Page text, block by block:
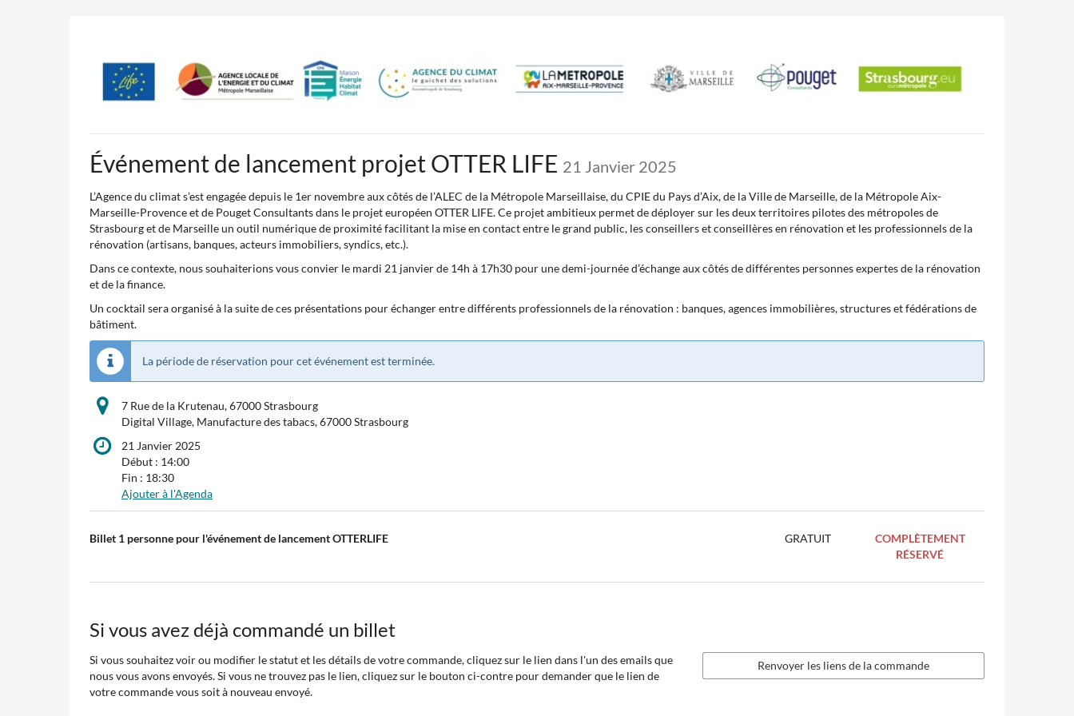
Événement de lancement projet OTTER LIFE 21 Janvier 2025
L’Agence du climat s’est engagée depuis le 1er novembre aux côtés de l’ALEC de la Métropole Marseillaise, du CPIE du Pays d’Aix, de la Ville de Marseille, de la Métropole Aix-
Marseille-Provence et de Pouget Consultants dans le projet européen OTTER LIFE. Ce projet ambitieux permet de déployer sur les deux territoires pilotes des métropoles de
Strasbourg et de Marseille un outil numérique de proximité facilitant la mise en contact entre le grand public, les conseillers et conseillères en rénovation et les professionnels de la
rénovation (artisans, banques, acteurs immobiliers, syndics, etc.).
Dans ce contexte, nous souhaiterions vous convier le mardi 21 janvier de 14h à 17h30 pour une demi-journée d’échange aux côtés de différentes personnes expertes de la rénovation
et de la finance.
Un cocktail sera organisé à la suite de ces présentations pour échanger entre différents professionnels de la rénovation : banques, agences immobilières, structures et fédérations de
bâtiment.
La période de réservation pour cet événement est terminée.
7 Rue de la Krutenau, 67000 Strasbourg
Digital Village, Manufacture des tabacs, 67000 Strasbourg
21 Janvier 2025
Début : 14:00
Fin : 18:30
Ajouter à l'Agenda
non
Billet 1 personne pour l'événement de lancement OTTERLIFE GRATUIT
COMPLÈTEMENT
RÉSERVÉ
Si vous avez déjà commandé un billet
Si vous souhaitez voir ou modifier le statut et les détails de votre commande, cliquez sur le lien dans l'un des emails que
nous vous avons envoyés. Si vous ne trouvez pas le lien, cliquez sur le bouton ci-contre pour demander que le lien de
votre commande vous soit à nouveau envoyé.
Renvoyer les liens de la commande